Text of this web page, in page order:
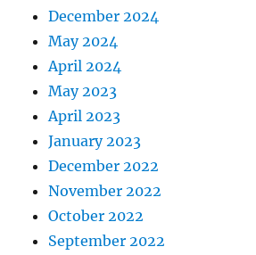
December 2024
May 2024
April 2024
May 2023
April 2023
January 2023
December 2022
November 2022
October 2022
September 2022